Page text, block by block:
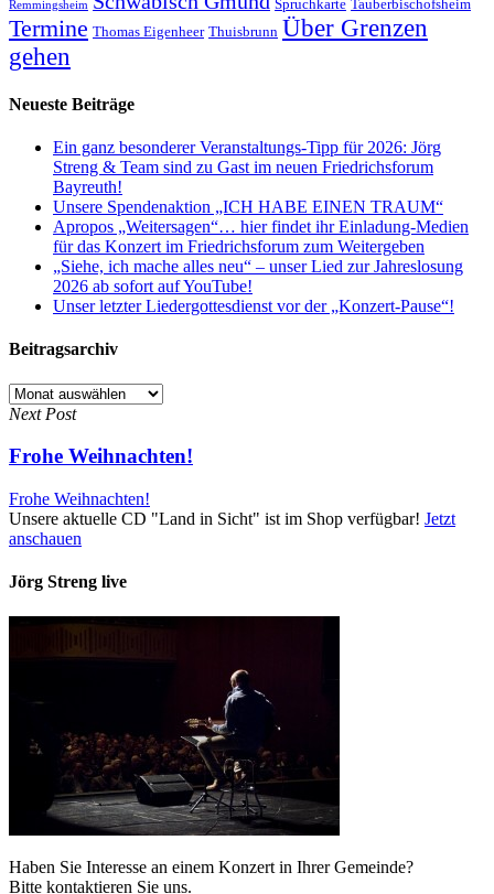
Remmingsheim Spruchkarte Tauberbischofsheim
Termine Thomas Eigenheer Thuisbrunn Über Grenzen
gehen
Neueste Beiträge
Ein ganz besonderer Veranstaltungs-Tipp für 2026: Jörg
Streng & Team sind zu Gast im neuen Friedrichsforum
Bayreuth!
Unsere Spendenaktion „ICH HABE EINEN TRAUM“
Apropos „Weitersagen“… hier findet ihr Einladung-Medien
für das Konzert im Friedrichsforum zum Weitergeben
„Siehe, ich mache alles neu“ – unser Lied zur Jahreslosung
2026 ab sofort auf YouTube!
Unser letzter Liedergottesdienst vor der „Konzert-Pause“!
Beitragsarchiv
Beitragsarchiv
Next Post
Frohe Weihnachten!
Frohe Weihnachten!
Unsere aktuelle CD "Land in Sicht" ist im Shop verfügbar! Jetzt
anschauen
Jörg Streng live
Haben Sie Interesse an einem Konzert in Ihrer Gemeinde?
Bitte kontaktieren Sie uns.